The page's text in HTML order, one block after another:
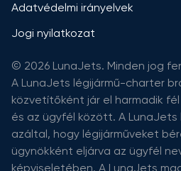
Adatvédelmi irányelvek
Jogi nyilatkozat
© 2026 LunaJets. Minden jog
A LunaJets légijármű-charter
közvetítőként jár el harmadik
és az ügyfél között. A
azáltal, hogy légijárműveket
ügynökként eljárva az ügyfél
képviseletében. A LunaJets